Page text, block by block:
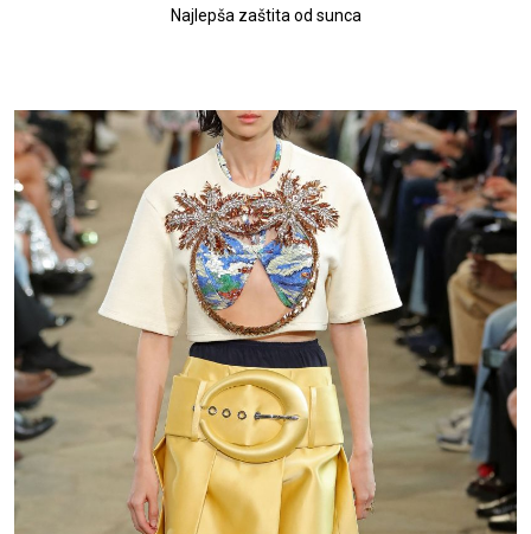
Najlepša zaštita od sunca